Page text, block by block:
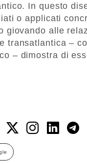
In questo
o applicati
giovando alle
transatlantica –
– dimostra di